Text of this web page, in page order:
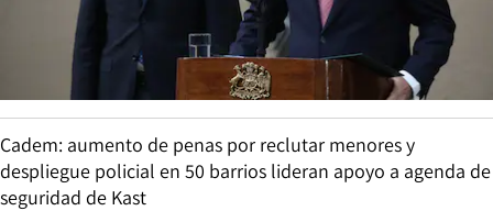
Cadem: aumento de penas por reclutar menores y
despliegue policial en 50 barrios lideran apoyo a agenda de
seguridad de Kast